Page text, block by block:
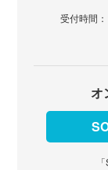
受付時間
オ